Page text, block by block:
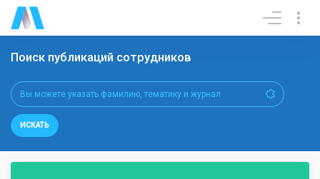
Поиск публикаций сотрудников
ИСКАТЬ